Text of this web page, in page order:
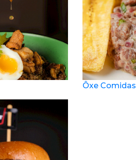
Ôxe